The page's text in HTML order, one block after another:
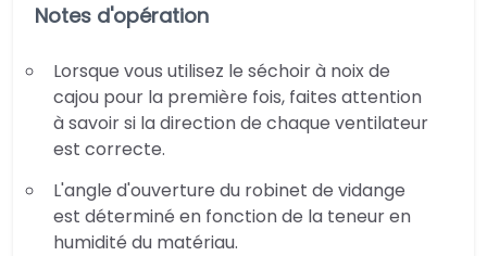
Notes d'opération
Lorsque vous utilisez le séchoir à noix de
cajou pour la première fois, faites attention
à savoir si la direction de chaque ventilateur
est correcte.
L'angle d'ouverture du robinet de vidange
est déterminé en fonction de la teneur en
humidité du matériau.